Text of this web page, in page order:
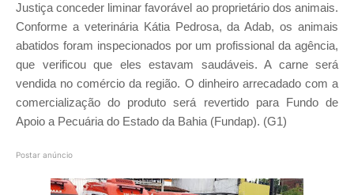
Justiça conceder liminar favorável ao proprietário dos animais.
Conforme a veterinária Kátia Pedrosa, da Adab, os animais
abatidos foram inspecionados por um profissional da agência,
que verificou que eles estavam saudáveis. A carne será
vendida no comércio da região. O dinheiro arrecadado com a
comercialização do produto será revertido para Fundo de
Apoio a Pecuária do Estado da Bahia (Fundap). (G1)
Postar anúncio